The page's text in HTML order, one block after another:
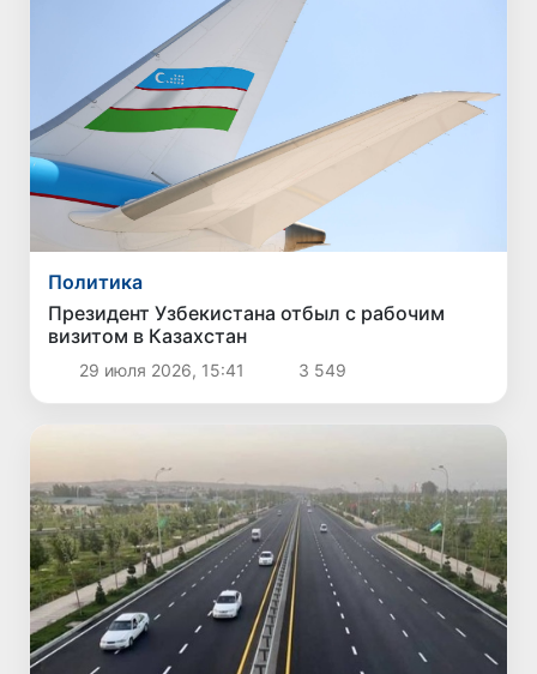
Политика
Президент Узбекистана отбыл с рабочим
визитом в Казахстан
29 июля 2026, 15:41 3 549